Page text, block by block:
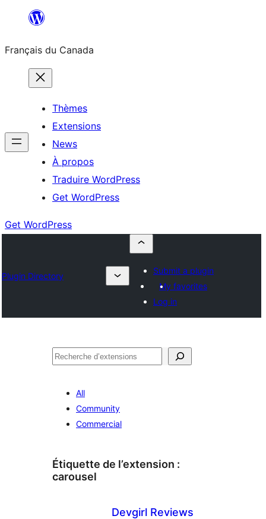
contenu
Français du Canada
Thèmes
Extensions
News
À propos
Traduire WordPress
Get WordPress
Get WordPress
Plugin Directory
Submit a plugin
My favorites
Log in
Recherche
All
Community
Commercial
Étiquette de l’extension :
carousel
Devgirl Reviews